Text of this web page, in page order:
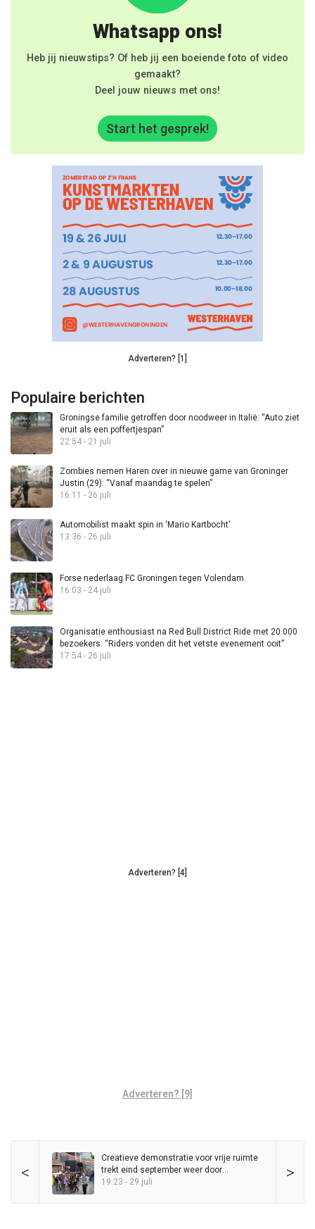
Whatsapp ons!
Heb jij nieuwstips? Of heb jij een boeiende foto of video
gemaakt?
Deel jouw nieuws met ons!
Start het gesprek!
Adverteren? [1]
Populaire berichten
Groningse familie getroffen door noodweer in Italië: “Auto ziet
eruit als een poffertjespan”
22:54 - 21 juli
Zombies nemen Haren over in nieuwe game van Groninger
Justin (29): “Vanaf maandag te spelen”
16:11 - 26 juli
Automobilist maakt spin in ‘Mario Kartbocht’
13:36 - 26 juli
Forse nederlaag FC Groningen tegen Volendam
16:03 - 24 juli
Organisatie enthousiast na Red Bull District Ride met 20.000
bezoekers: “Riders vonden dit het vetste evenement ooit”
17:54 - 26 juli
Adverteren? [4]
Adverteren? [9]
< >
Creatieve demonstratie voor vrije ruimte
trekt eind september weer door
binnenstad
19:23 - 29 juli